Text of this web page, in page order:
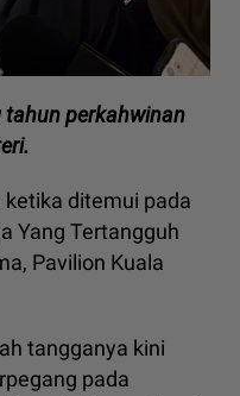
perkahwinan
ditemui pada
Yang Tertangguh
Pavilion Kuala
tangganya kini
pada